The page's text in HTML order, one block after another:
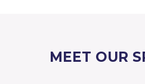
MEET OUR